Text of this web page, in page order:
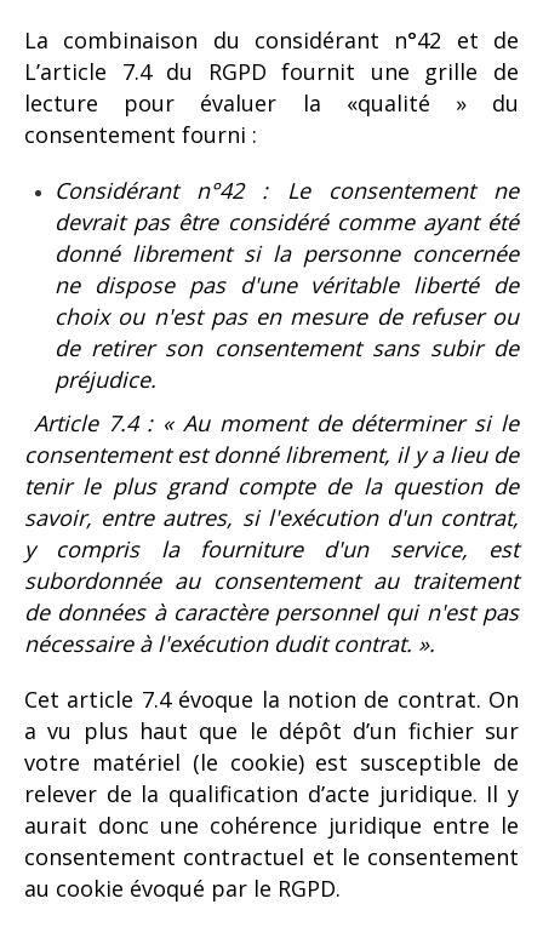
La combinaison du considérant n°42 et de
L’article 7.4 du RGPD fournit une grille de
lecture pour évaluer la «qualité » du
consentement fourni :
Considérant n°42 : Le consentement ne
devrait pas être considéré comme ayant été
donné librement si la personne concernée
ne dispose pas d'une véritable liberté de
choix ou n'est pas en mesure de refuser ou
de retirer son consentement sans subir de
préjudice.
Article 7.4 : « Au moment de déterminer si le
consentement est donné librement, il y a lieu de
tenir le plus grand compte de la question de
savoir, entre autres, si l'exécution d'un contrat,
y compris la fourniture d'un service, est
subordonnée au consentement au traitement
de données à caractère personnel qui n'est pas
nécessaire à l'exécution dudit contrat. ».
Cet article 7.4 évoque la notion de contrat. On
a vu plus haut que le dépôt d’un fichier sur
votre matériel (le cookie) est susceptible de
relever de la qualification d’acte juridique. Il y
aurait donc une cohérence juridique entre le
consentement contractuel et le consentement
au cookie évoqué par le RGPD.